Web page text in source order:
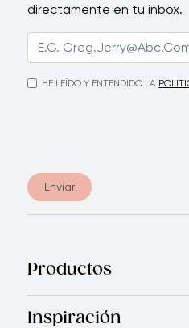
directamente en tu inbox.
HE LEÍDO Y ENTENDIDO LA
Enviar
Productos
Mas VendidosCocina
Inspiración